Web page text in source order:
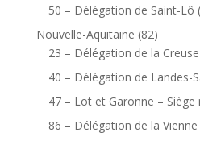
50 – Délégation de Saint-Lô
Nouvelle-Aquitaine (82)
23 – Délégation de la Creuse
40 – Délégation de Landes-
47 – Lot et Garonne – Siège
86 – Délégation de la Vienne